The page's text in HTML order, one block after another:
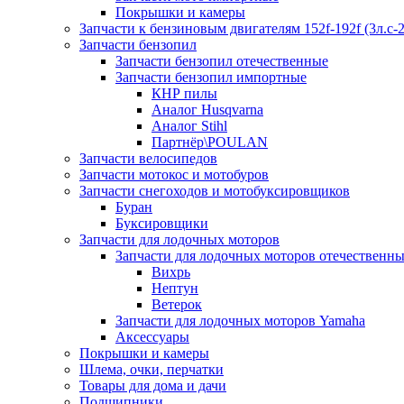
Покрышки и камеры
Запчасти к бензиновым двигателям 152f-192f (3л.с-
Запчасти бензопил
Запчасти бензопил отечественные
Запчасти бензопил импортные
КНР пилы
Аналог Husqvarna
Аналог Stihl
Партнёр\POULAN
Запчасти велосипедов
Запчасти мотокос и мотобуров
Запчасти снегоходов и мотобуксировщиков
Буран
Буксировщики
Запчасти для лодочных моторов
Запчасти для лодочных моторов
Вихрь
Нептун
Ветерок
Запчасти для лодочных моторов Yamaha
Аксессуары
Покрышки и камеры
Шлема, очки, перчатки
Товары для дома и дачи